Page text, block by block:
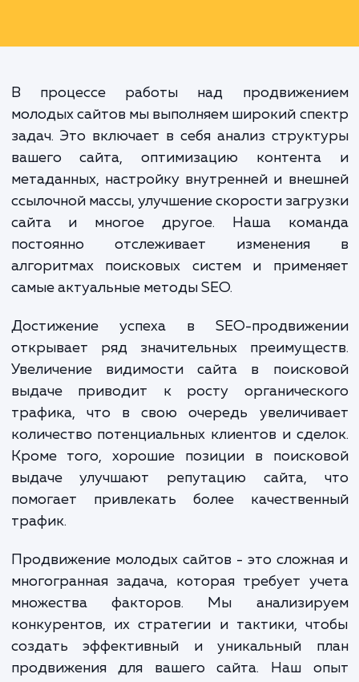
даже самый
информативный сайт
незамеченным.
В процессе работы над
молодых сайтов мы выполняем широкий
задач. Это включает в себя анализ
вашего сайта, оптимизацию
метаданных, настройку внутренней и
ссылочной массы, улучшение скорости
сайта и многое другое. Наша
постоянно отслеживает
алгоритмах поисковых систем и
самые актуальные методы SEO.
Достижение успеха в SEO-
открывает ряд значительных
Увеличение видимости сайта в
выдаче приводит к росту
трафика, что в свою очередь
количество потенциальных клиентов и
Кроме того, хорошие позиции в